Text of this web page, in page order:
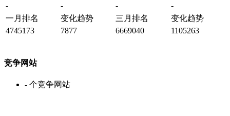
-
- -
-
一月排名
变化趋势 三月排名
变化趋势
4745173
7877 6669040 1105263
竞争网站
- 个竞争网站